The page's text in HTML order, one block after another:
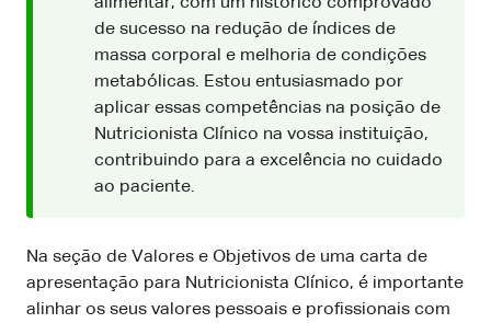
de sucesso na redução de índices de
massa corporal e melhoria de condições
metabólicas. Estou entusiasmado por
aplicar essas competências na posição de
Nutricionista Clínico na vossa instituição,
contribuindo para a excelência no cuidado
ao paciente.
Na seção de Valores e Objetivos de uma carta de
apresentação para Nutricionista Clínico, é importante
alinhar os seus valores pessoais e profissionais com